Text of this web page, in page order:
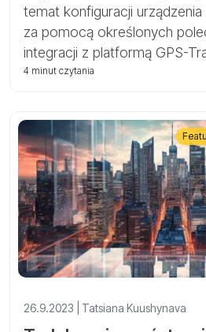
temat konfiguracji
za pomocą określonych
integracji z platformą GPS-
kompatybilność z aplikacjami
4 minut czytania
26.9.2023 | Tatsiana Kuushynava